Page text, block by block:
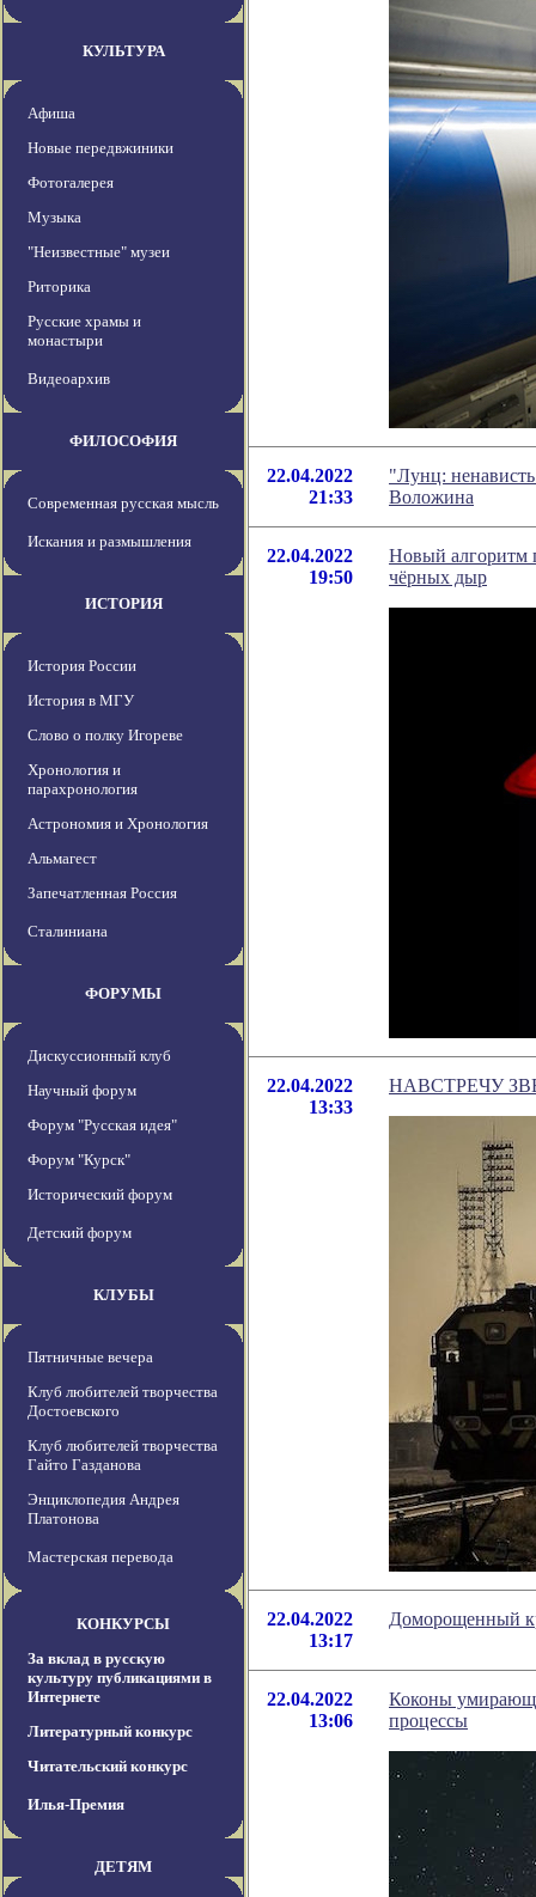
КУЛЬТУРА
Афиша
Новые передвжиники
Фотогалерея
Музыка
"Неизвестные" музеи
Риторика
Русские храмы и
монастыри
Видеоархив
ФИЛОСОФИЯ
Современная русская мысль
Искания и размышления
ИСТОРИЯ
История России
История в МГУ
Слово о полку Игореве
Хронология и
парахронология
Астрономия и Хронология
Альмагест
Запечатленная Россия
Сталиниана
ФОРУМЫ
Дискуссионный клуб
Научный форум
Форум "Русская идея"
Форум "Курск"
Исторический форум
Детский форум
КЛУБЫ
Пятничные вечера
Клуб любителей творчества
Достоевского
Клуб любителей творчества
Гайто Газданова
Энциклопедия Андрея
Платонова
Мастерская перевода
КОНКУРСЫ
За вклад в русскую
культуру публикациями в
Интернете
Литературный конкурс
Читательский конкурс
Илья-Премия
ДЕТЯМ
22.04.2022
21:33
"Лунц:
Воложина
22.04.2022
19:50
Новый алгоритм
чёрных дыр
22.04.2022
13:33
НАВСТРЕЧУ
22.04.2022
13:17
Доморощенный
22.04.2022
13:06
Коконы
процессы